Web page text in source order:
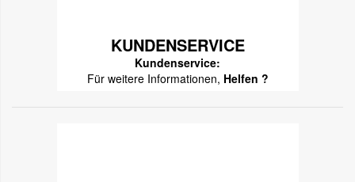
KUNDENSERVICE
Kundenservice:
Für weitere Informationen, Helfen ?